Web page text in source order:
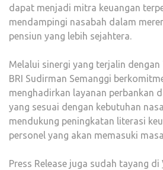
dapat menjadi mitra keuangan
mendampingi nasabah dalam
pensiun yang lebih sejahtera.
Melalui sinergi yang terjalin
BRI Sudirman Semanggi
menghadirkan layanan perbankan
yang sesuai dengan kebutuhan
mendukung peningkatan literasi
personel yang akan memasuki
Press Release juga sudah tayang di